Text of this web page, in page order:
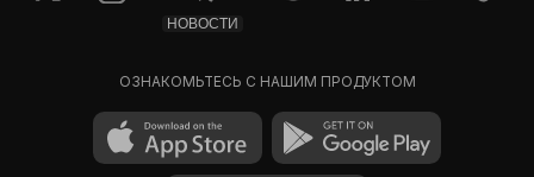
НОВОСТИ
ОЗНАКОМЬТЕСЬ С НАШИМ ПРОДУКТОМ